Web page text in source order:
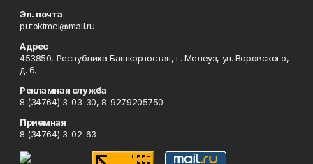
Эл. почта
putoktmel@mail.ru
Адрес
453850, Республика Башкортостан, г. Мелеуз, ул. Воровского,
д. 6.
Рекламная служба
8 (34764) 3-03-30, 8-9279205750
Приемная
8 (34764) 3-02-63